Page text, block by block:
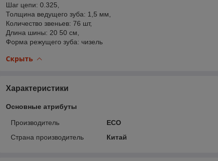
Шаг цепи: 0.325,
Толщина ведущего зуба: 1,5 мм,
Количество звеньев: 76 шт,
Длина шины: 20 50 см,
Форма режущего зуба: чизель
Скрыть
Характеристики
Основные атрибуты
Производитель
ECO
Страна производитель
Китай